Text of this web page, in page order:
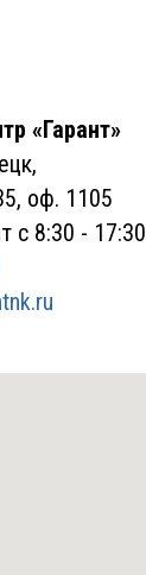
«Гарант»
оф. 1105
с 8:30 - 17:30